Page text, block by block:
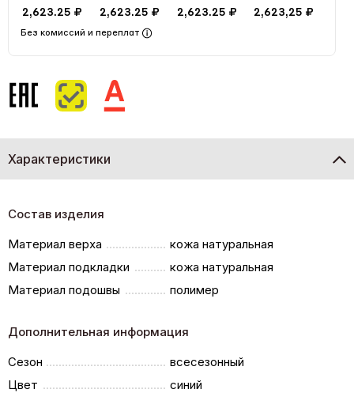
2,623.25 ₽ 2,623.25 ₽ 2,623.25 ₽ 2,623,25 ₽
Без комиссий и переплат
Характеристики
Состав изделия
Материал верха
кожа натуральная
Материал подкладки
кожа натуральная
Материал подошвы
полимер
Дополнительная информация
Сезон
всесезонный
Цвет
синий